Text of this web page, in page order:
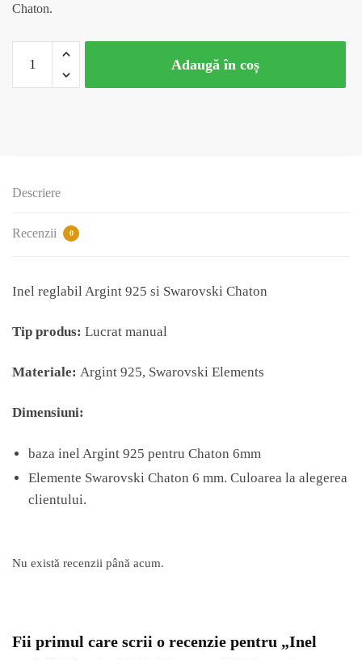
Chaton.
Inel
reglabil
Chaton
Adaugă în coș
Descriere
Recenzii 0
Inel reglabil Argint 925 si Swarovski Chaton
Tip produs: Lucrat manual
Materiale: Argint 925, Swarovski Elements
Dimensiuni:
baza inel Argint 925 pentru Chaton 6mm
Elemente Swarovski Chaton 6 mm. Culoarea la alegerea
clientului.
Nu există recenzii până acum.
Fii primul care scrii o recenzie pentru „Inel